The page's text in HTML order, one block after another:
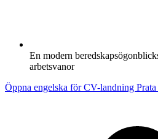
En modern
arbetsvanor
Öppna engelska för CV-landning